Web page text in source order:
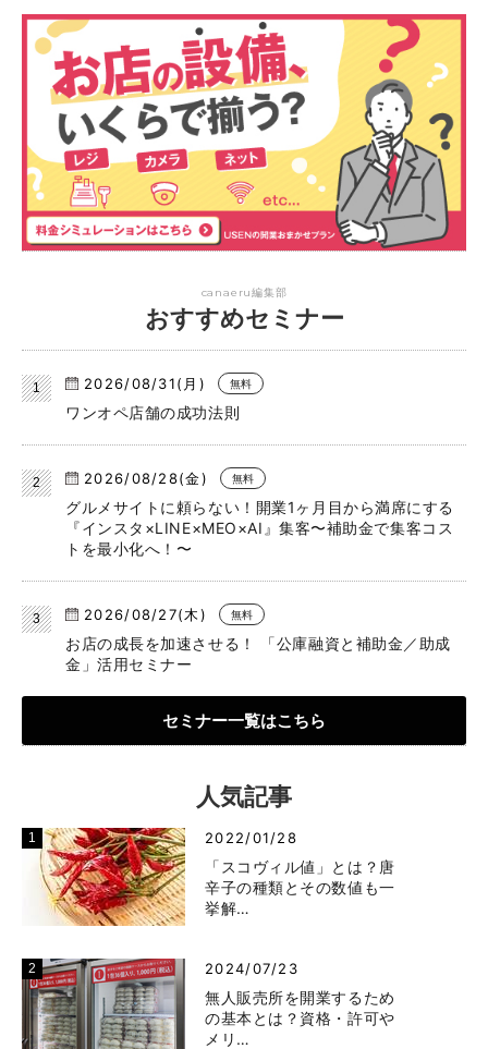
canaeru編集部
おすすめセミナー
2026/08/31(月) 無料
ワンオペ店舗の成功法則
2026/08/28(金) 無料
グルメサイトに頼らない！開業1ヶ月目から満席にする
『インスタ×LINE×MEO×AI』集客〜補助金で集客コス
トを最小化へ！〜
2026/08/27(木) 無料
お店の成長を加速させる！ 「公庫融資と補助金／助成
金」活用セミナー
セミナー一覧はこちら
人気記事
2022/01/28
「スコヴィル値」とは？唐
辛子の種類とその数値も一
挙解…
2024/07/23
無人販売所を開業するため
の基本とは？資格・許可や
メリ…